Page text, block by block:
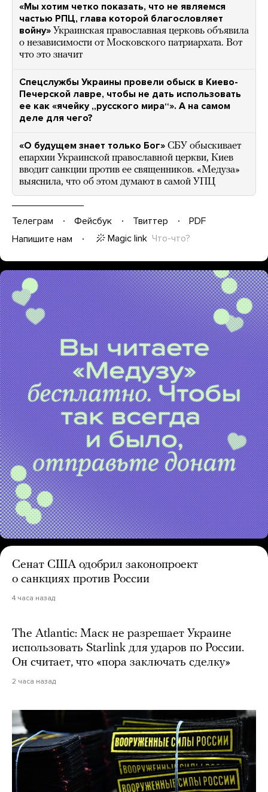
«Мы хотим четко показать, что не являемся
частью РПЦ, глава которой благословляет
войну» Украинская православная церковь объявила
о независимости от Московского патриархата. Вот
что это значит
Спецслужбы Украины провели обыск в Киево-
Печерской лавре, чтобы не дать использовать
ее как «ячейку „русского мира“». А на самом
деле для чего?
«О будущем знает только Бог» СБУ обыскивает
епархии Украинской православной церкви, Киев
вводит санкции против ее священников. «Медуза»
выяснила, что об этом думают в самой УПЦ
Телеграм Фейсбук Твиттер
PDF
Напишите нам
Magic link Что-что?
Сенат США одобрил законопроект
о санкциях против России
4 часа назад
The Atlantic: Маск не разрешает Украине
использовать Starlink для ударов по России.
Он считает, что «пора заключать сделку»
2 часа назад